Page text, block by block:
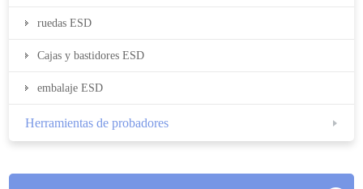
ruedas ESD
Cajas y bastidores ESD
embalaje ESD
Herramientas de probadores